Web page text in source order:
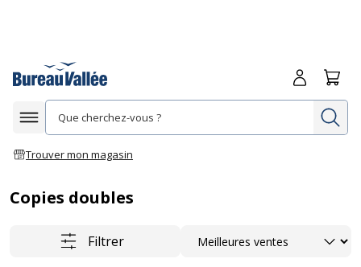
Afficher la navigation
Trouver mon magasin
Me
Copies doubles
Filtrer Trier